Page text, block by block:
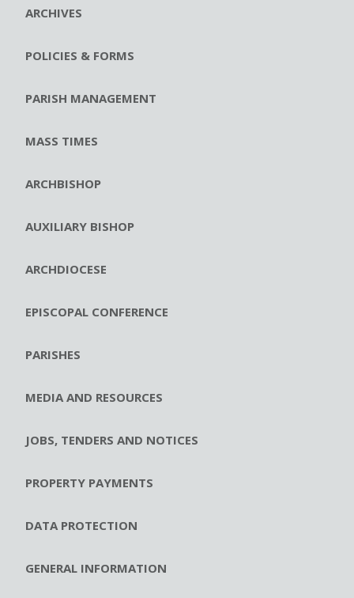
ARCHIVES
POLICIES & FORMS
PARISH MANAGEMENT
MASS TIMES
ARCHBISHOP
AUXILIARY BISHOP
ARCHDIOCESE
EPISCOPAL CONFERENCE
PARISHES
MEDIA AND RESOURCES
JOBS, TENDERS AND NOTICES
PROPERTY PAYMENTS
DATA PROTECTION
GENERAL INFORMATION